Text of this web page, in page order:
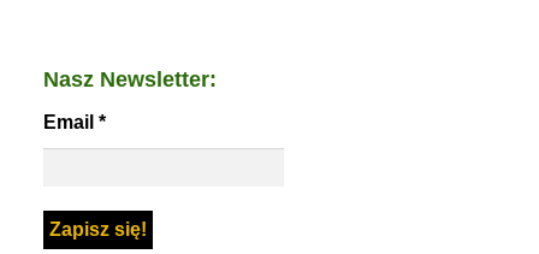
Nasz Newsletter:
Email *